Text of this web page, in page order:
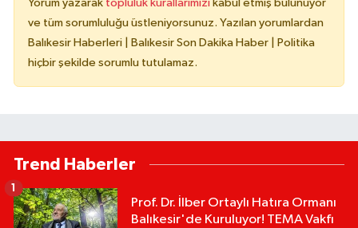
Yorum yazarak topluluk kurallarımızı kabul etmiş bulunuyor
ve tüm sorumluluğu üstleniyorsunuz. Yazılan yorumlardan
Balıkesir Haberleri | Balıkesir Son Dakika Haber | Politika
hiçbir şekilde sorumlu tutulamaz.
Trend Haberler
Prof. Dr. İlber Ortaylı Hatıra Ormanı
Balıkesir'de Kuruluyor! TEMA Vakfı
1